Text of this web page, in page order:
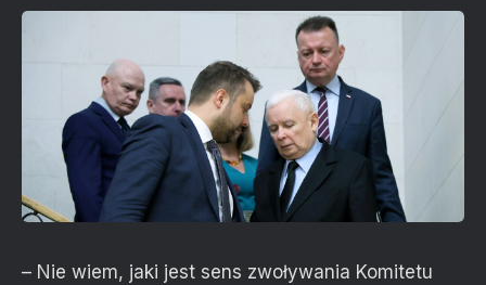
– Nie wiem, jaki jest sens zwoływania Komitetu